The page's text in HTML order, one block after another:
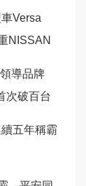
Versa
NISSAN
導品牌
次破百台
五年稱霸